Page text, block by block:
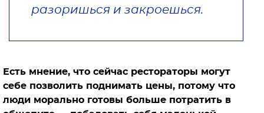
разоришься и закроешься.
Есть мнение, что сейчас рестораторы могут
себе позволить поднимать цены, потому что
люди морально готовы больше потратить в